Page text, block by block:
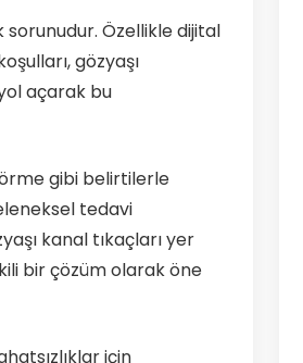
sorunudur. Özellikle dijital
gözyaşı
açarak bu
gibi belirtilerle
tedavi
kanal tıkaçları yer
bir çözüm olarak öne
için